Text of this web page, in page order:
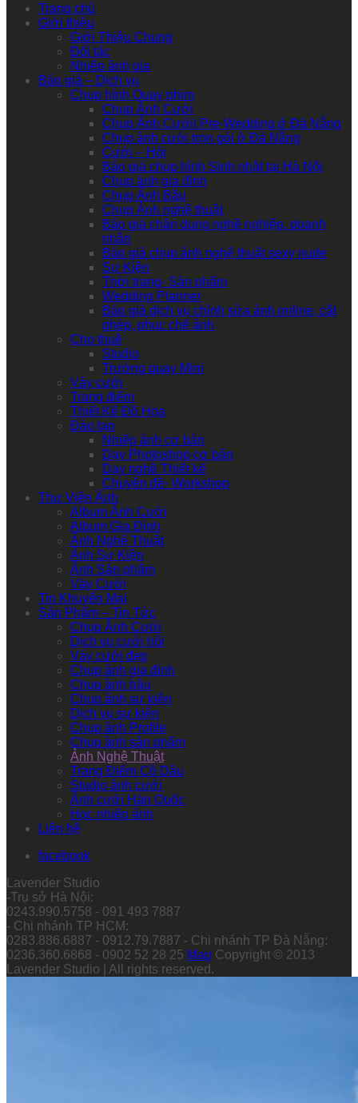
Trang chủ
Giới thiệu
Giới Thiệu Chung
Đối tác
Nhiếp ảnh gia
Báo giá – Dịch vụ
Chụp hình Quay phim
Chụp Ảnh Cưới
Chụp Ảnh Cưới| Pre-Wedding ở Đà Nẵng
Chụp ảnh cưới trọn gói ở Đà Nẵng
Cưới – Hỏi
Báo giá chụp hình Sinh nhật tại Hà Nội
Chụp ảnh gia đình
Chụp Ảnh Bầu
Chụp Ảnh nghệ thuật
Báo giá chân dung nghề nghiệp, doanh
nhân
Báo giá chụp ảnh nghệ thuật sexy nude
Sự Kiện
Thời trang- Sản phẩm
Wedding Planner
Báo giá dịch vụ chỉnh sửa ảnh online, cắt
ghép, phục chế ảnh
Cho thuê
Studio
Trường quay Mini
Váy cưới
Trang điểm
Thiết Kế Đồ Họa
Đào tạo
Nhiếp ảnh cơ bản
Dạy Photoshop cơ bản
Dạy nghề Thiết kế
Chuyên đề- Workshop
Thư Viện Ảnh
Album Ảnh Cưới
Album Gia Đình
Ảnh Nghệ Thuật
Ảnh Sự Kiện
Ảnh Sản phẩm
Váy Cưới
Tin Khuyến Mại
Sản Phẩm – Tin Tức
Chụp Ảnh Cưới
Dịch vụ cưới hỏi
Váy cưới đẹp
Chụp ảnh gia đình
Chụp ảnh bầu
Chụp ảnh sự kiện
Dịch vụ sự kiện
Chụp ảnh Profile
Chụp ảnh sản phẩm
Ảnh Nghệ Thuật
Trang Điểm Cô Dâu
Studio ảnh cưới
Ảnh cưới Hàn Quốc
Học nhiếp ảnh
Liên hệ
facebook
Lavender Studio
-Trụ sở Hà Nội:
0243.990.5758 - 091 493 7887
- Chi nhánh TP HCM:
0283.886.6887 - 0912.79.7887 - Chi nhánh TP Đà Nẵng:
0236.360.6868 - 0902 52 28 25 Map Copyright © 2013
Lavender Studio | All rights reserved.